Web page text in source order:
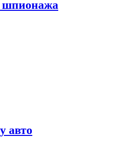
шпионажа
авто